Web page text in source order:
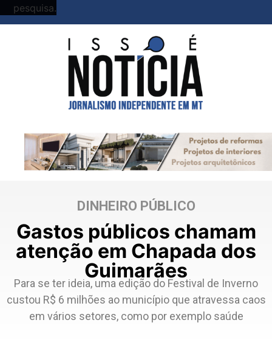
pesquisa.
DINHEIRO PÚBLICO
Gastos públicos chamam
atenção em Chapada dos
Guimarães
Para se ter ideia, uma edição do Festival de Inverno
custou R$ 6 milhões ao município que atravessa caos
em vários setores, como por exemplo saúde